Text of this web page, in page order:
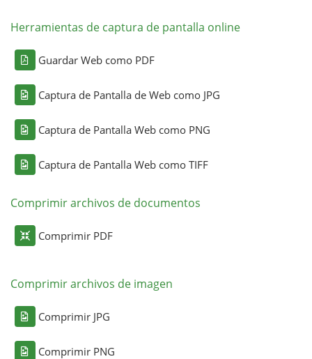
Herramientas de captura de pantalla online
Guardar Web como PDF
Captura de Pantalla de Web como JPG
Captura de Pantalla Web como PNG
Captura de Pantalla Web como TIFF
Comprimir archivos de documentos
Comprimir PDF
Comprimir archivos de imagen
Comprimir JPG
Comprimir PNG